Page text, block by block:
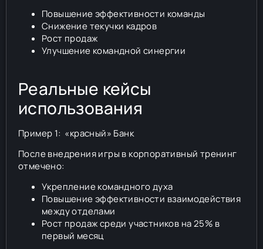
Повышение эффективности команды
Снижение текучки кадров
Рост продаж
Улучшение командной синергии
Реальные кейсы
использования
Пример 1: «красный» Банк
После внедрения игры в корпоративный тренинг
отмечено:
Укрепление командного духа
Повышение эффективности взаимодействия
между отделами
Рост продаж среди участников на 25% в
первый месяц